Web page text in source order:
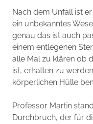
Nach dem Unfall ist
ein unbekanntes
genau das ist auch
einem entlegenen
alle Mal zu klären ob
ist, erhalten zu
körperlichen Hülle
Professor Martin
Durchbruch, der für